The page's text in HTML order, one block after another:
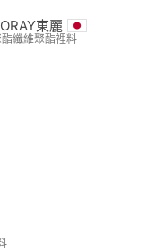
東麗
纖維聚酯裡料